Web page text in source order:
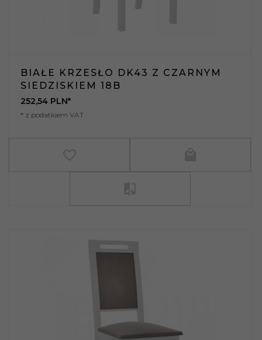
BIAŁE KRZESŁO DK43 Z CZARNYM
SIEDZISKIEM 18B
252,54 PLN*
* z podatkiem VAT